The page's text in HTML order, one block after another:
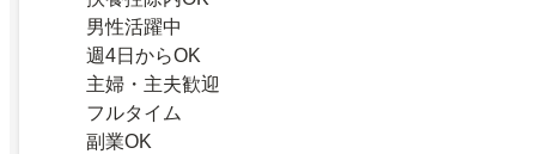
男性活躍中
週4日からOK
主婦・主夫歓迎
フルタイム
副業OK